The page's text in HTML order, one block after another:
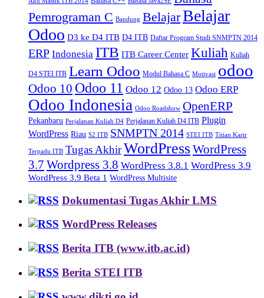
Pemrograman C Bandung BelajarBelajar
Odoo D3 ke D4 ITB D4 ITB Daftar Program Studi SNMPTN 2014
ERP Indonesia ITB ITB Career Center Kuliah Kuliah
D4 STEI ITB Learn Odoo Modul Bahasa C Motivasi odoo
Odoo 10 Odoo 11 Odoo 12 Odoo 13 Odoo ERP
Odoo Indonesia Odoo Roadshow OpenERP
Pekanbaru Perjalanan Kuliah D4 Perjalanan Kuliah D4 ITB Plugin
WordPress Riau S2 ITB SNMPTN 2014 STEI ITB Titian Karir
Terpadu ITB Tugas AkhirWordPressWordPress
3.7 Wordpress 3.8 WordPress 3.8.1 WordPress 3.9
WordPress 3.9 Beta 1 WordPress Multisite
Dokumentasi Tugas Akhir LMS
WordPress Releases
Berita ITB (www.itb.ac.id)
Berita STEI ITB